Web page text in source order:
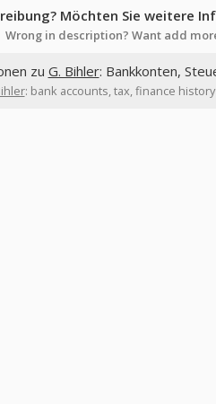
Möchten Sie weitere
Wrong in description? Want add
zu G. Bihler: Bankkonten,
: bank accounts, tax, finance